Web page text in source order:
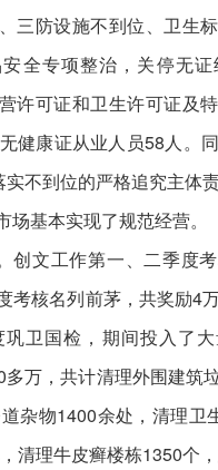
三防设施不到位、卫生
全专项整治，关停无
许可证和卫生许可证及
健康证从业人员58人。
实不到位的严格追究主体
场基本实现了规范经营。
创文工作第一、二季度
考核名列前茅，共奖励4
卫国检，期间投入了
万，共计清理外围建筑
杂物1400余处，清理卫
清理牛皮癣楼栋1350个